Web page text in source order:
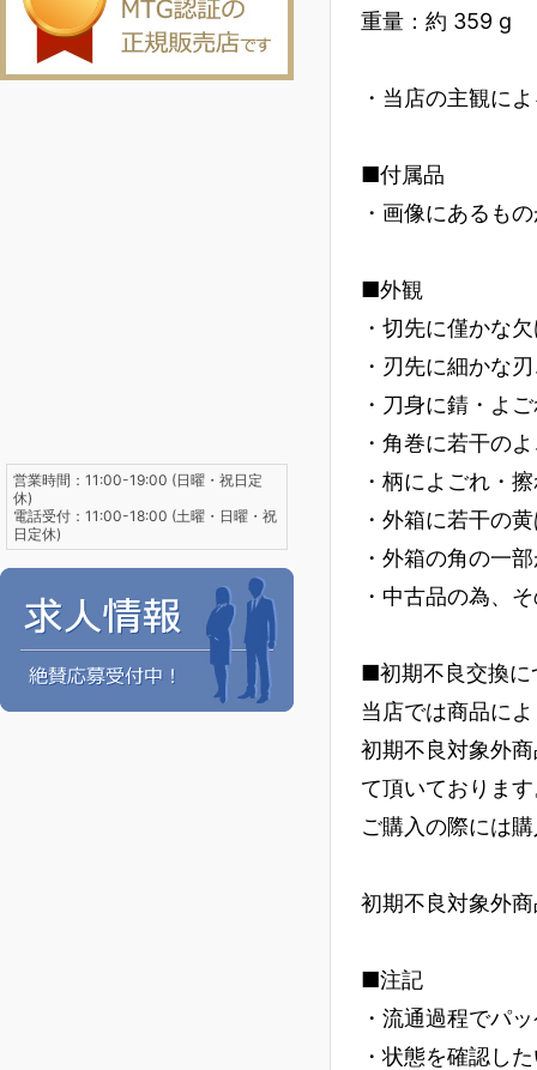
重量：約 359 g
・当店の主観に
■付属品
・画像にあるも
■外観
・切先に僅かな
・刃先に細かな
・刀身に錆・よ
・角巻に若干の
・柄によごれ・
・外箱に若干の
・外箱の角の一
・中古品の為、
■初期不良交換に
当店では商品に
初期不良対象外
て頂いておりま
ご購入の際には
初期不良対象外
■注記
・流通過程でパ
・状態を確認し
営業時間：11:00-19:00 (日曜・祝日定
休)
電話受付：11:00-18:00 (土曜・日曜・祝
日定休)